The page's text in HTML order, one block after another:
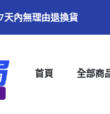
天內無理由退換貨
首頁 全部商